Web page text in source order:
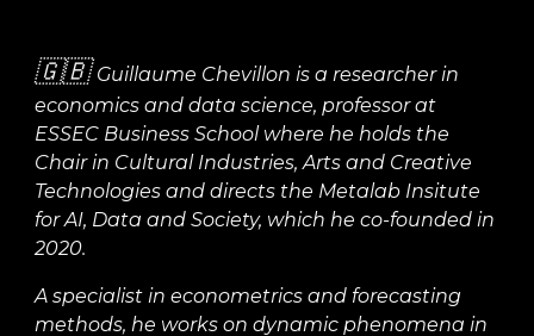
🇬🇧Guillaume Chevillon is a researcher in
economics and data science, professor at
ESSEC Business School where he holds the
Chair in Cultural Industries, Arts and Creative
Technologies and directs the Metalab Insitute
for AI, Data and Society, which he co-founded in
2020.
A specialist in econometrics and forecasting
methods, he works on dynamic phenomena in